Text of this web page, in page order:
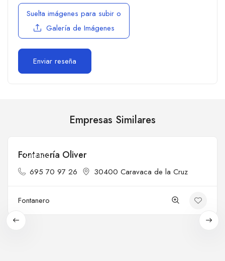
Suelta imágenes para subir o
Galería de Imágenes
Empresas Similares
Cerrado
Fontanería Oliver
695 70 97 26 30400 Caravaca de la Cruz
Fontanero